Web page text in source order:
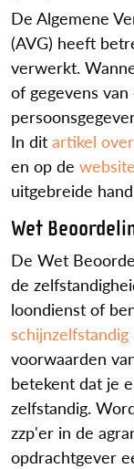
De Algemene
(AVG) heeft
verwerkt.
of gegevens
In dit artikel
en op de
uitgebreide
Wet
De Wet
de
loondienst of
schijnzelfstandig
voorwaarden
betekent dat je
zelfstandig.
zzp'er in de
opdrachtgever